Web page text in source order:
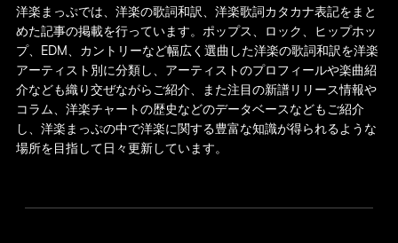
洋楽まっぷでは、洋楽の歌詞和訳、洋楽歌詞カタカナ表記をまと
めた記事の掲載を行っています。ポップス、ロック、ヒップホッ
プ、EDM、カントリーなど幅広く選曲した洋楽の歌詞和訳を洋楽
アーティスト別に分類し、アーティストのプロフィールや楽曲紹
介なども織り交ぜながらご紹介、また注目の新譜リリース情報や
コラム、洋楽チャートの歴史などのデータベースなどもご紹介
し、洋楽まっぷの中で洋楽に関する豊富な知識が得られるような
場所を目指して日々更新しています。